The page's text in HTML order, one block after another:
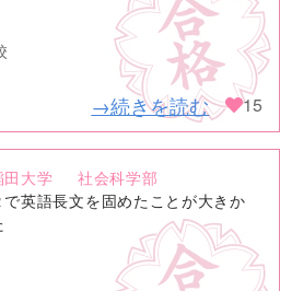
→続きを読む 15
田大学
社会科学部
で英語長文を固めたことが大きか